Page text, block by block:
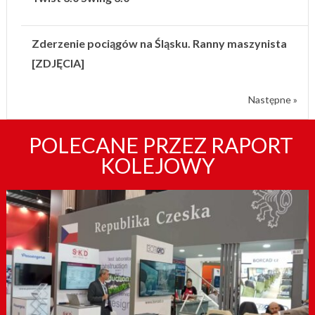
Zderzenie pociągów na Śląsku. Ranny maszynista
[ZDJĘCIA]
Następne »
POLECANE PRZEZ RAPORT
KOLEJOWY